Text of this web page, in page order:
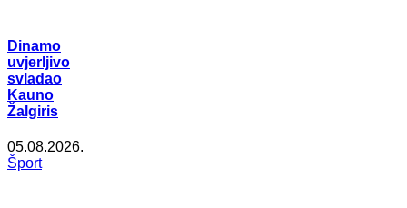
Dinamo
uvjerljivo
svladao
Kauno
Žalgiris
05.08.2026.
Šport